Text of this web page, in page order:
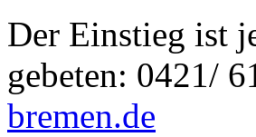
Der Einstieg ist
gebeten: 0421/
bremen.de